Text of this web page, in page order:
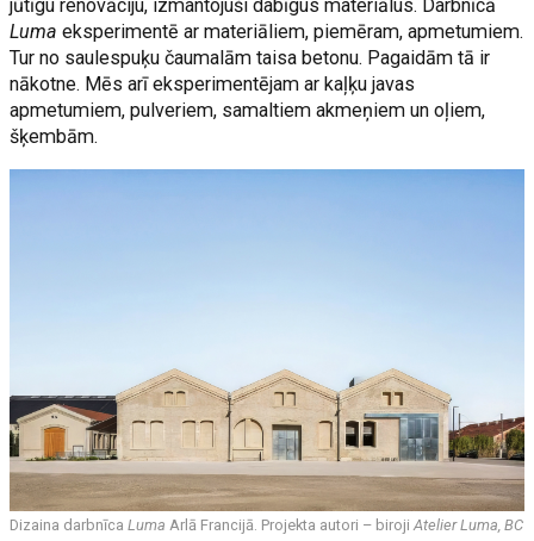
jūtīgu renovāciju, izmantojuši dabīgus materiālus. Darbnīcā
Lumaeksperimentē ar materiāliem, piemēram, apmetumiem.
Tur no saulespuķu čaumalām taisa betonu. Pagaidām tā ir
nākotne. Mēs arī eksperimentējam ar kaļķu javas
apmetumiem, pulveriem, samaltiem akmeņiem un oļiem,
šķembām.
Dizaina darbnīcaLuma Arlā Francijā. Projekta autori – birojiAtelier Luma, BC